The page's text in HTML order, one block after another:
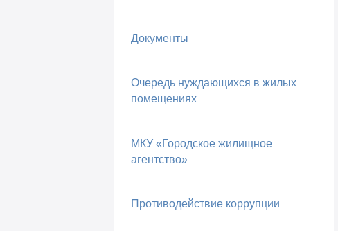
Документы
Очередь нуждающихся в жилых
помещениях
МКУ «Городское жилищное
агентство»
Противодействие коррупции